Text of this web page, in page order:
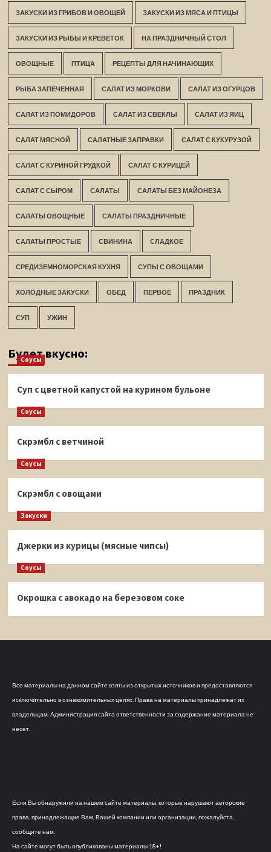
ЗАКУСКИ ИЗ ГРИБОВ И ОВОЩЕЙ ЗАКУСКИ ИЗ МЯСА И ПТИЦЫ
ЗАКУСКИ ИЗ РЫБЫ И КРЕВЕТОК НА ПРАЗДНИЧНЫЙ СТОЛ
ОВОЩНЫЕ ПТИЦА РЕЦЕПТЫ ДЛЯ НАЧИНАЮЩИХ
РЫБА ЗАПЕЧЕННАЯ САЛАТ ИЗ МОРКОВИ САЛАТ ИЗ ОГУРЦОВ
САЛАТ ИЗ ПОМИДОРОВ САЛАТ ИЗ СВЕКЛЫ САЛАТ ИЗ ЯИЦ
САЛАТ МЯСНОЙ САЛАТНЫЕ ЗАПРАВКИ САЛАТ С КУКУРУЗОЙ
САЛАТ С КУРИНОЙ ГРУДКОЙ САЛАТ С КУРИЦЕЙ
САЛАТ С СЫРОМ САЛАТЫ САЛАТЫ БЕЗ МАЙОНЕЗА
САЛАТЫ ОВОЩНЫЕ САЛАТЫ ПРАЗДНИЧНЫЕ
САЛАТЫ ПРОСТЫЕ СВИНИНА СЛАДКОЕ
СРЕДИЗЕМНОМОРСКАЯ КУХНЯ СУПЫ С ОВОЩАМИ
ХОЛОДНЫЕ ЗАКУСКИ ОБЕД ПЕРВОЕ ПРАЗДНИК
СУП УЖИН
Будет вкусно:
Соусы
Суп с цветной капустой на курином бульоне
Соусы
Скрэмбл с ветчиной
Соусы
Скрэмбл с овощами
Закуски
Джерки из курицы (мясные чипсы)
Соусы
Окрошка с авокадо на березовом соке
Все материалы на данном сайте взяты из открытых источников и предоставляются
исключительно в ознакомительных целях. Права на материалы принадлежат их
владельцам. Администрация сайта ответственности за содержание материала не
несет.
Если Вы обнаружили на нашем сайте материалы, которые нарушают авторские
права, принадлежащие Вам, Вашей компании или организации, пожалуйста,
сообщите нам.
На сайте могут быть опубликованы материалы 18+!